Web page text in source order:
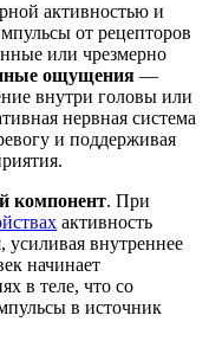
активностью и
от рецепторов
или чрезмерно
ощущения —
внутри головы или
нервная система
и поддерживая
компонент. При
активность
усиливая внутреннее
начинает
в теле, что со
в источник